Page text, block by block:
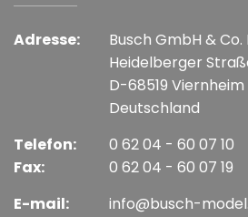
Adresse:
Busch GmbH & Co.
Heidelberger
D-68519 Viernheim
Deutschland
Telefon:
Fax:
0 62 04 - 60 07 10
0 62 04 - 60 07 19
E-mail:
info@busch-